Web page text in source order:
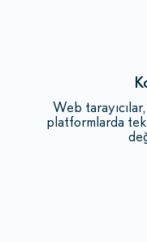
Web
platformlarda